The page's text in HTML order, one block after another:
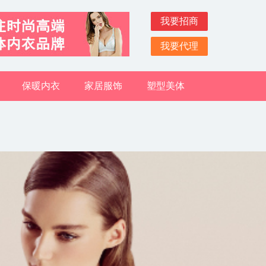
我要招商
我要代理
保暖内衣 家居服饰 塑型美体